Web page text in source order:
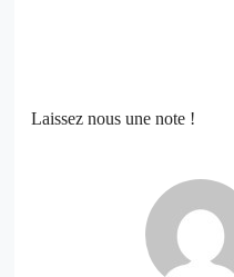
Laissez nous une note !